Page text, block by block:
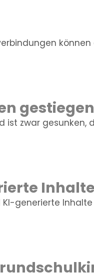
können
gestiegen
ist zwar gesunken,
Inhalte
generierte Inhalte
misst